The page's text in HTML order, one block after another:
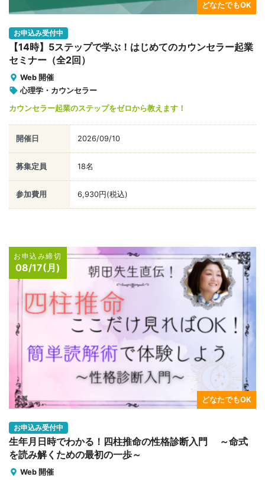
どなたでもOK
お申込み受付中
【14時】5ステップで学ぶ！はじめてのカウンセラー起業
セミナー（全2回）
Web 開催
心理学・カウンセラー
カウンセラー起業のステップをゼロから教えます！
開催日 2026/09/10
募集定員 18名
参加費用 6,930円(税込)
お申込み締切
08/17(月)
どなたでもOK
お申込み受付中
生年月日時でわかる！四柱推命の性格診断入門 ～命式
を読み解くための最初の一歩～
Web 開催